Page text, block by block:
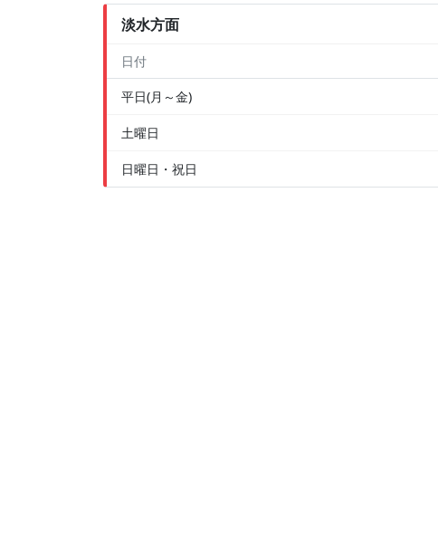
淡水方面
日付
平日(月～金)
土曜日
日曜日・祝日